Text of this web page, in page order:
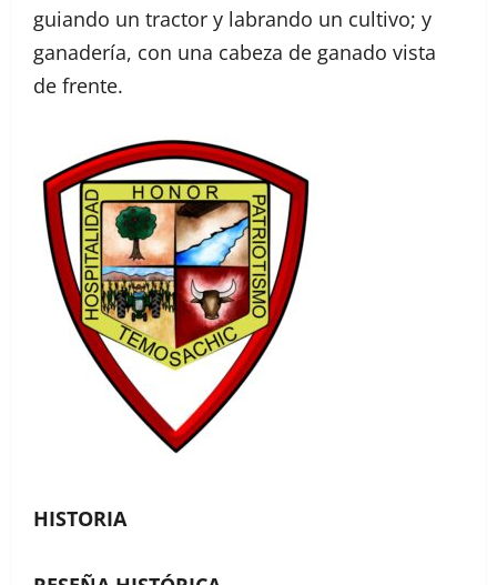
guiando un tractor y labrando un cultivo; y
ganadería, con una cabeza de ganado vista
de frente.
HISTORIA